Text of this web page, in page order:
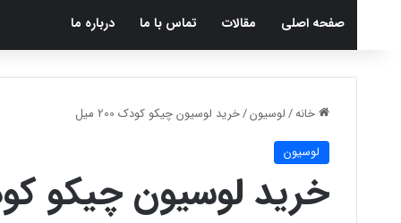
صفحه اصلی مقالات تماس با ما درباره ما
خانه/ لوسیون/خرید لوسیون چیکو کودک 200 میل
لوسیون
خرید لوسیون چیکو کودک